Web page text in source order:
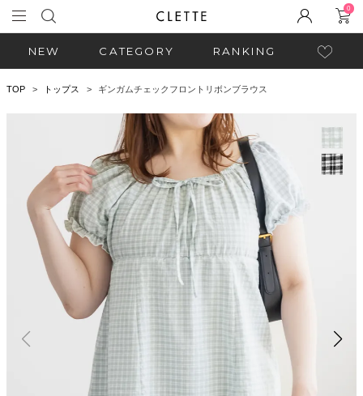
0
NEW CATEGORY RANKING
TOP トップス ギンガムチェックフロントリボンブラウス